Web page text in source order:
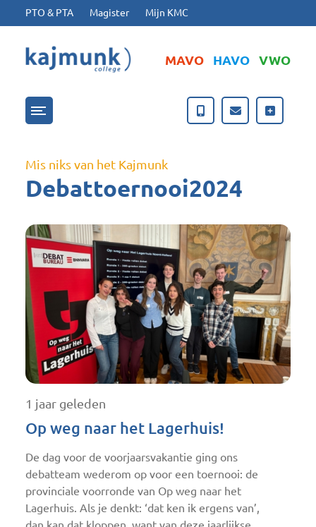
Ga naar hoofdinhoud
Ga naar footer
PTO & PTA Magister Mijn KMC
MAVO HAVO VWO
Menu openen/sluiten
Mis niks van het Kajmunk
Debattoernooi2024
1 jaar geleden
Op weg naar het Lagerhuis!
De dag voor de voorjaarsvakantie ging ons
debatteam wederom op voor een toernooi: de
provinciale voorronde van Op weg naar het
Lagerhuis. Als je denkt: ‘dat ken ik ergens van’,